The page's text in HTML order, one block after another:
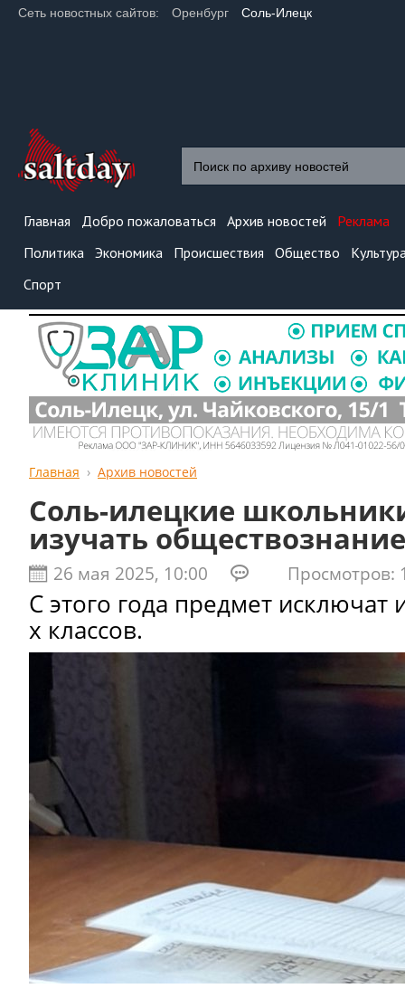
Сеть новостных сайтов: Оренбург Соль-Илецк
Главная Добро пожаловаться Архив новостей
Реклама
Политика Экономика Происшествия Общество
Спорт
Главная Архив новостей
Соль-илецкие
изучать
26 мая 2025, 10:00 Просмотров:
С этого года предмет
х классов.